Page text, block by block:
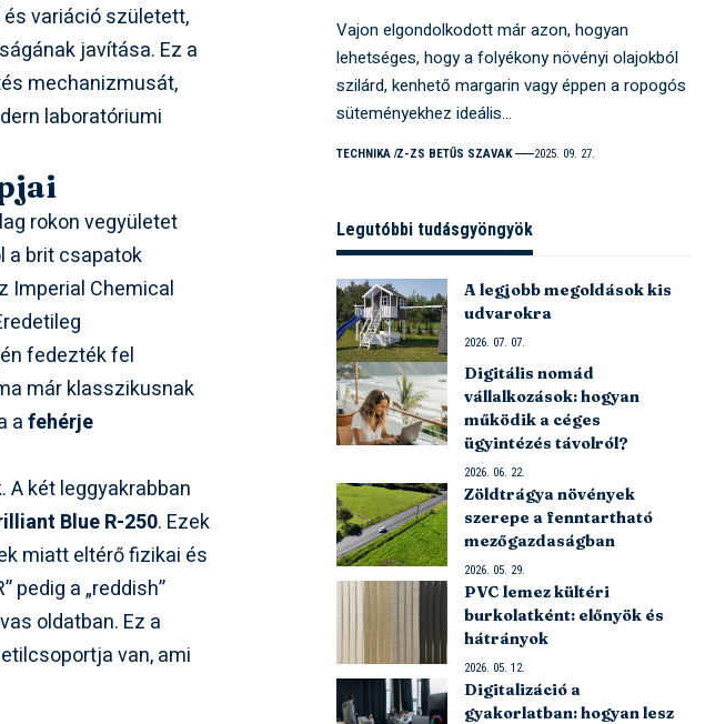
variáció született,
javítása. Ez a
mechanizmusát,
laboratóriumi
rokon vegyületet
a brit csapatok
Imperial Chemical
fedezték fel
már klasszikusnak
afehérje
két leggyakrabban
Blue R-250. Ezek
miatt eltérő fizikai és
pedig a „reddish”
oldatban. Ez a
van, ami
Vajon elgondolkodott már azon, hogyan
lehetséges, hogy a folyékony növényi olajokból
szilárd, kenhető margarin vagy éppen a ropogós
süteményekhez ideális…
TECHNIKA Z-ZS BETŰS SZAVAK 2025. 09. 27.
Legutóbbi tudásgyöngyök
A legjobb megoldások kis
udvarokra
2026. 07. 07.
Digitális nomád
vállalkozások: hogyan
működik a céges
ügyintézés távolról?
2026. 06. 22.
Zöldtrágya növények
szerepe a fenntartható
mezőgazdaságban
2026. 05. 29.
PVC lemez kültéri
burkolatként: előnyök és
hátrányok
2026. 05. 12.
Digitalizáció a
gyakorlatban: hogyan lesz